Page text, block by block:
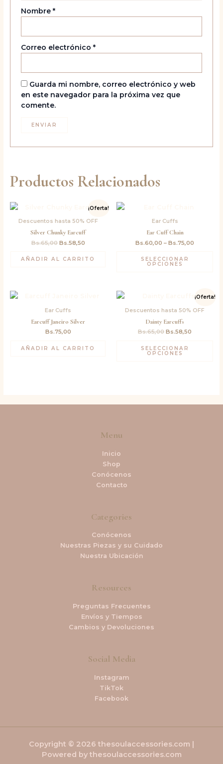
Nombre *
Correo electrónico *
Guarda mi nombre, correo electrónico y web
en este navegador para la próxima vez que
comente.
Productos Relacionados
¡Oferta!
Descuentos hasta 50% OFF
Silver Chunky Earcuff
Bs.65,00
original
Bs.65,00.
Bs.58,50
precio
actual
Bs.58,50.
AÑADIR AL CARRITO
Ear Cuffs
Ear Cuff Chain
Bs.60,00 –Bs.75,00
SELECCIONAR
OPCIONES
Ear Cuffs
Earcuff Janeiro Silver
Bs.75,00
AÑADIR AL CARRITO
¡Oferta!
Descuentos hasta 50% OFF
Dainty Earcuffs
Bs.65,00
original
Bs.65,00.
Bs.58,50
precio
actual
SELECCIONAR
OPCIONES
Menu
Inicio
Shop
Conócenos
Contacto
Categories
Conócenos
Nuestras Piezas y su Cuidado
Nuestra Ubicación
Resources
Preguntas Frecuentes
Envíos y Tiempos
Cambios y Devoluciones
Social Media
Instagram
TikTok
Facebook
Copyright © 2026 thesoulaccessories.com |
Powered by thesoulaccessories.com